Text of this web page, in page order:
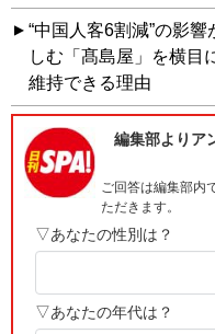
“中国人客6割減”の影
しむ「髙島屋」を横目
維持できる理由